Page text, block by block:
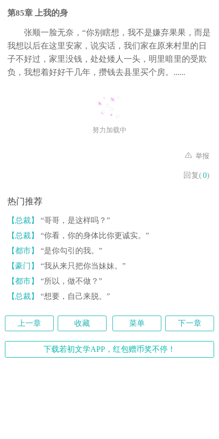
第85章 上我的身
张顺一脸无奈，“你别瞎想，我不是嫌弃果果，而是
我想以后在这里安家，说实话，我们家在原来村里的日
子不好过，家里没钱，处处矮人一头，明里暗里的受欺
负，我想着好好干几年，攒钱去县里买个房。......
努力加载中
举报
回复(0)
热门推荐
【总裁】
“哥哥，是这样吗？”
【总裁】
“你看，你的身体比你更诚实。”
【都市】
“是你勾引的我。”
【豪门】
“我从来只把你当妹妹。”
【都市】
“所以，做不做？”
【总裁】
“想要，自己来脱。”
上一章 收藏 菜单 下一章
下载若初文学APP，红包赠币奖不停！